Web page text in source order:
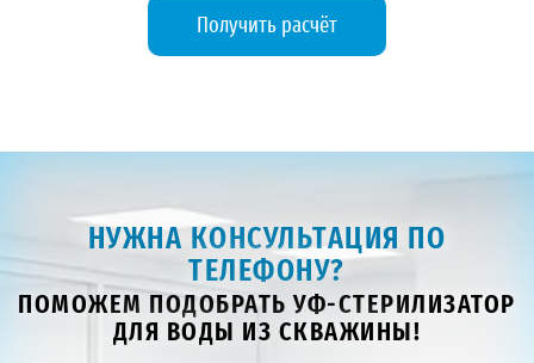
Получить расчёт
НУЖНА КОНСУЛЬТАЦИЯ ПО
ТЕЛЕФОНУ?
ПОМОЖЕМ ПОДОБРАТЬ УФ-СТЕРИЛИЗАТОР
ДЛЯ ВОДЫ ИЗ СКВАЖИНЫ!